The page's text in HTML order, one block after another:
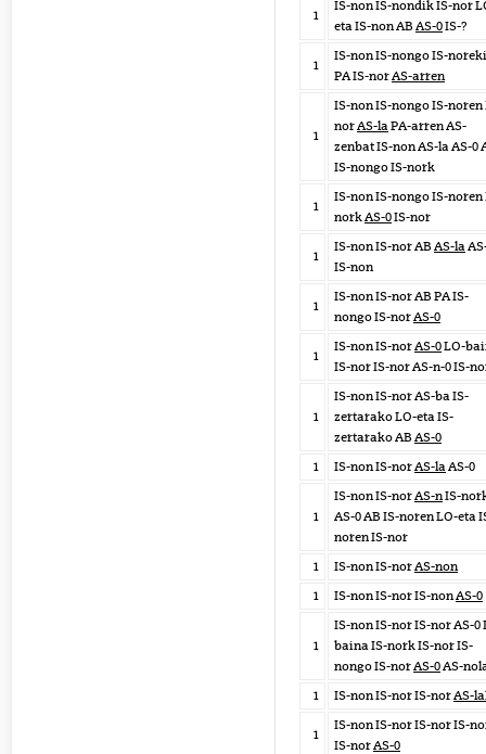
1
IS-non IS-nondik IS-nor
eta IS-non AB AS-0IS-?
1
IS-non IS-nongo IS-
PA IS-norAS-arren
1
IS-non IS-nongo IS-noren
norAS-laPA-arren AS-
zenbat IS-non AS-la AS-0
IS-nongo IS-nork
1
IS-non IS-nongo IS-noren
norkAS-0IS-nor
1
IS-non IS-nor AB AS-la
IS-non
1
IS-non IS-nor AB PA IS-
nongo IS-norAS-0
1
IS-non IS-norAS-0LO-
IS-nor IS-nor AS-n-0 IS-
1
IS-non IS-nor AS-ba IS-
zertarako LO-eta IS-
zertarako AB AS-0
1
IS-non IS-norAS-laAS-0
1
IS-non IS-norAS-nIS-
AS-0 AB IS-noren LO-eta
noren IS-nor
1
IS-non IS-norAS-non
1
IS-non IS-nor IS-nonAS-0
1
IS-non IS-nor IS-nor AS-0
baina IS-nork IS-nor IS-
nongo IS-norAS-0AS-
1
IS-non IS-nor IS-norAS-
1
IS-non IS-nor IS-nor IS-
IS-norAS-0